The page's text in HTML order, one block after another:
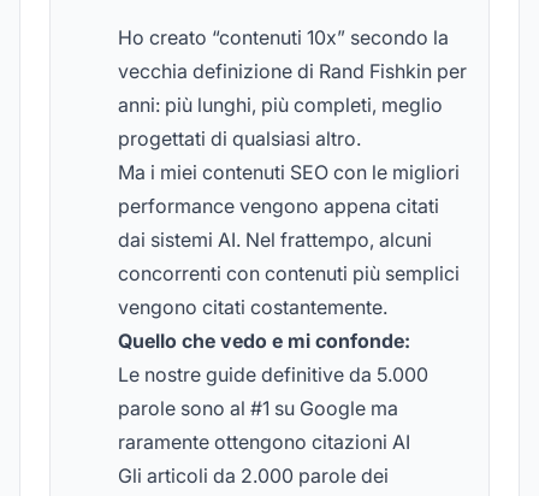
Ho creato “contenuti 10x” secondo la
vecchia definizione di Rand Fishkin per
anni: più lunghi, più completi, meglio
progettati di qualsiasi altro.
Ma i miei contenuti SEO con le migliori
performance vengono appena citati
dai sistemi AI. Nel frattempo, alcuni
concorrenti con contenuti più semplici
vengono citati costantemente.
Quello che vedo e mi confonde:
Le nostre guide definitive da 5.000
parole sono al #1 su Google ma
raramente ottengono citazioni AI
Gli articoli da 2.000 parole dei